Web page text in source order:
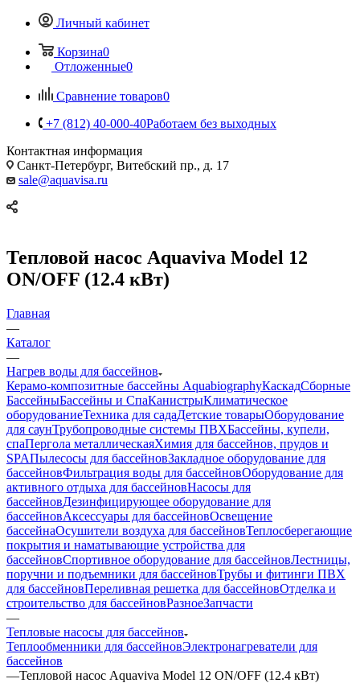
Личный кабинет
Корзина0
Отложенные0
Сравнение товаров0
+7 (812) 40-000-40Работаем без выходных
Контактная информация
Санкт-Петербург, Витебский пр., д. 17
sale@aquavisa.ru
Тепловой насос Aquaviva Model 12
ON/OFF (12.4 кВт)
Главная
—
Каталог
—
Нагрев воды для бассейнов
Керамо-композитные бассейны AquabiographyКаскадСборные
БассейныБассейны и СпаКанистрыКлиматическое
оборудованиеТехника для садаДетские товарыОборудование
для саунТрубопроводные системы ПВХБассейны, купели,
спаПергола металлическаяХимия для бассейнов, прудов и
SPAПылесосы для бассейновЗакладное оборудование для
бассейновФильтрация воды для бассейновОборудование для
активного отдыха для бассейновНасосы для
бассейновДезинфицирующее оборудование для
бассейновАксессуары для бассейновОсвещение
бассейнаОсушители воздуха для бассейновТеплосберегающие
покрытия и наматывающие устройства для
бассейновСпортивное оборудование для бассейновЛестницы,
поручни и подъемники для бассейновТрубы и фитинги ПВХ
для бассейновПереливная решетка для бассейновОтделка и
строительство для бассейновРазноеЗапчасти
—
Тепловые насосы для бассейнов
Теплообменники для бассейновЭлектронагреватели для
бассейнов
—Тепловой насос Aquaviva Model 12 ON/OFF (12.4 кВт)